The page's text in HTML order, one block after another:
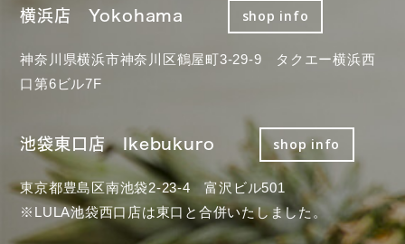
横浜店 Yokohama shop info
神奈川県横浜市神奈川区鶴屋町3-29-9 タクエー横浜西
口第6ビル7F
池袋東口店 Ikebukuro shop info
東京都豊島区南池袋2-23-4 富沢ビル501
※LULA池袋西口店は東口と合併いたしました。